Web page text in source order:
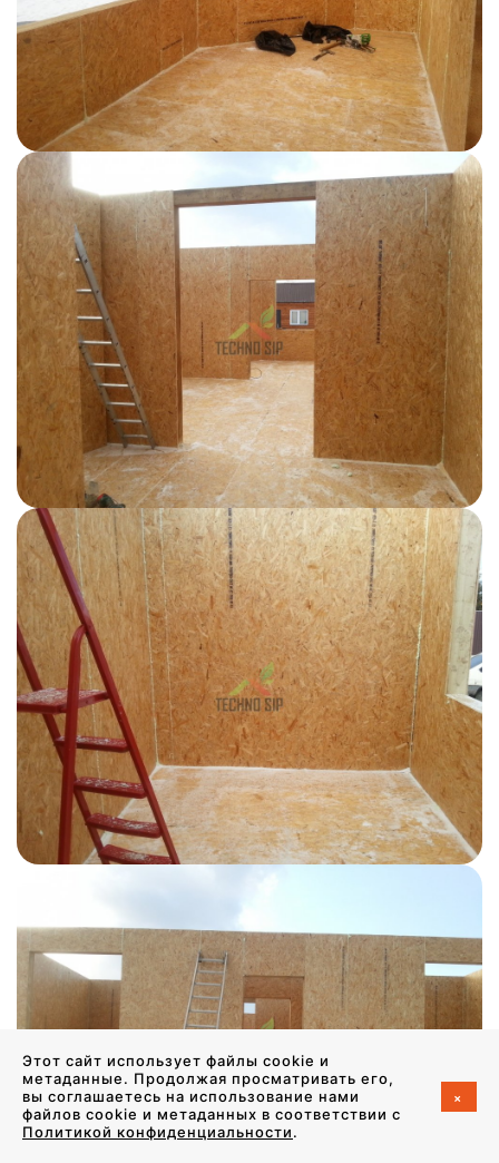
Этот сайт использует файлы cookie и
метаданные. Продолжая просматривать его,
вы соглашаетесь на использование нами
файлов cookie и метаданных в соответствии с
Политикой конфиденциальности.
+